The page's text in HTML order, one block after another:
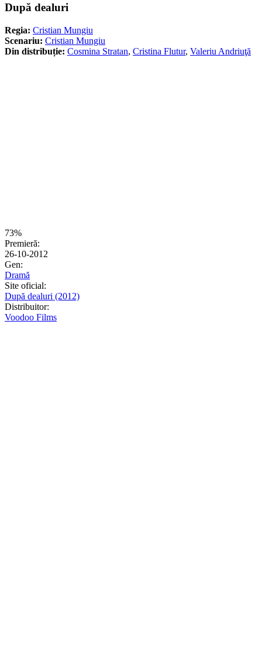
După dealuri
Regia: Cristian Mungiu
Scenariu: Cristian Mungiu
Din distribuție: Cosmina Stratan, Cristina Flutur, Valeriu Andriuţă
73%
Premieră:
26-10-2012
Gen:
Dramă
Site oficial:
După dealuri (2012)
Distribuitor:
Voodoo Films